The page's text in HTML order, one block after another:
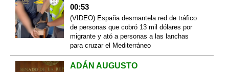
00:53
(VIDEO) España desmantela red de tráfico
de personas que cobró 13 mil dólares por
migrante y ató a personas a las lanchas
para cruzar el Mediterráneo
ADÁN AUGUSTO